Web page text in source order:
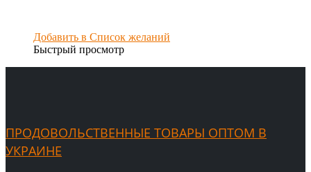
Добавить в Список желаний
Быстрый просмотр
ПРОДОВОЛЬСТВЕННЫЕ ТОВАРЫ ОПТОМ В
УКРАИНЕ